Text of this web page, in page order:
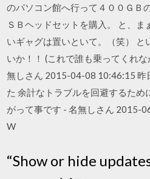
のパソコン館へ行って４００ＧＢ
ＳＢヘッドセットを購入。 と、
いギャグは置いといて。（笑） と
いか！！ (これで誰も乗ってくれ
無しさん 2015-04-08 10:46:15 昨
た 余計なトラブルを回避するた
がって事です - 名無しさん 2015-
W
“Show or hide